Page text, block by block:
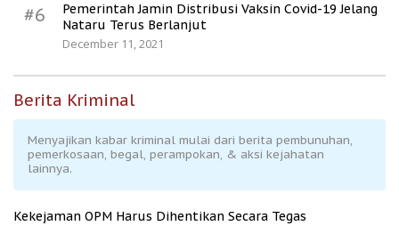
#6
Pemerintah Jamin Distribusi Vaksin Covid-19 Jelang
Nataru Terus Berlanjut
December 11, 2021
Berita Kriminal
Menyajikan kabar kriminal mulai dari berita pembunuhan,
pemerkosaan, begal, perampokan, & aksi kejahatan
lainnya.
Kekejaman OPM Harus Dihentikan Secara Tegas